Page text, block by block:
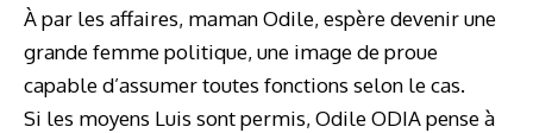
À par les affaires, maman Odile, espère devenir une
grande femme politique, une image de proue
capable d’assumer toutes fonctions selon le cas.
Si les moyens Luis sont permis, Odile ODIA pense à